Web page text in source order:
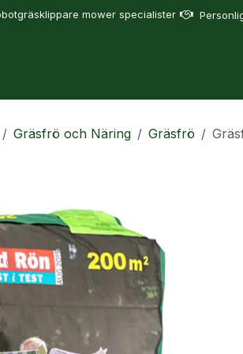
mower specialister
Gräsfrö och Näring Gräsfrö